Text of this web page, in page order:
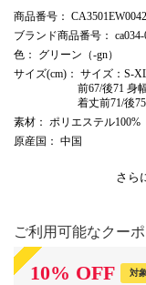
商品番号 ：
ブランド商品番号 ：
色 ： グリーン（-gn）
サイズ(cm) ： サイズ：S-
前67/後71 身
着丈前71/後
素材 ： ポリエステル100%
原産国 ： 中国
さら
ご利用可能なクー
10% OFF 対